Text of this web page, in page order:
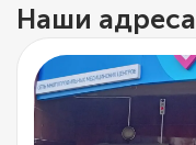
Наши адреса